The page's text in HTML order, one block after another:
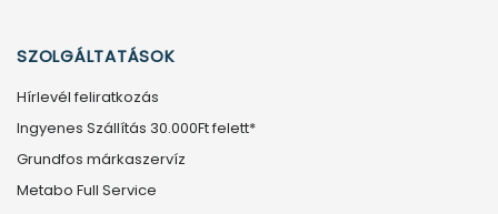
SZOLGÁLTATÁSOK
Hírlevél feliratkozás
Ingyenes Szállítás 30.000Ft felett*
Grundfos márkaszervíz
Metabo Full Service